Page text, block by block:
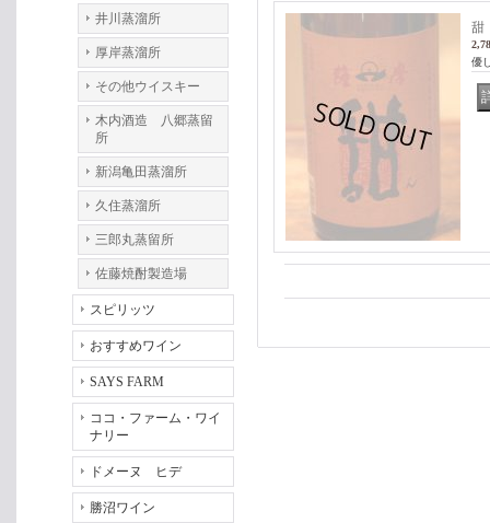
井川蒸溜所
厚岸蒸溜所
その他ウイスキー
木内酒造 八郷蒸留
所
新潟亀田蒸溜所
久住蒸溜所
三郎丸蒸留所
佐藤焼酎製造場
スピリッツ
おすすめワイン
SAYS FARM
ココ・ファーム・ワイ
ナリー
ドメーヌ ヒデ
勝沼ワイン
甜
優